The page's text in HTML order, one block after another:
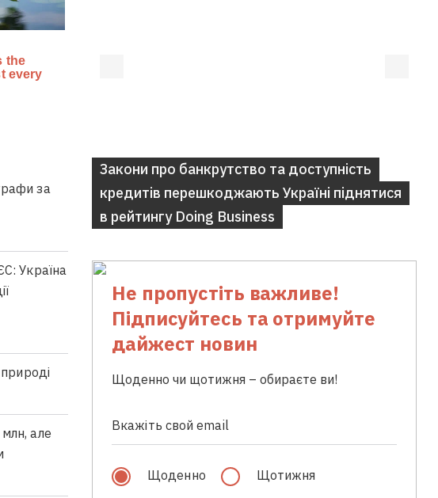
за
Україна
але
Закони про банкрутство та доступність
кредитів перешкоджають Україні піднятися
в рейтингу Doing Business
Не пропустіть важливе!
Підписуйтесь та отримуйте
дайжест новин
Щоденно чи щотижня – обираєте ви!
Щоденно Щотижня